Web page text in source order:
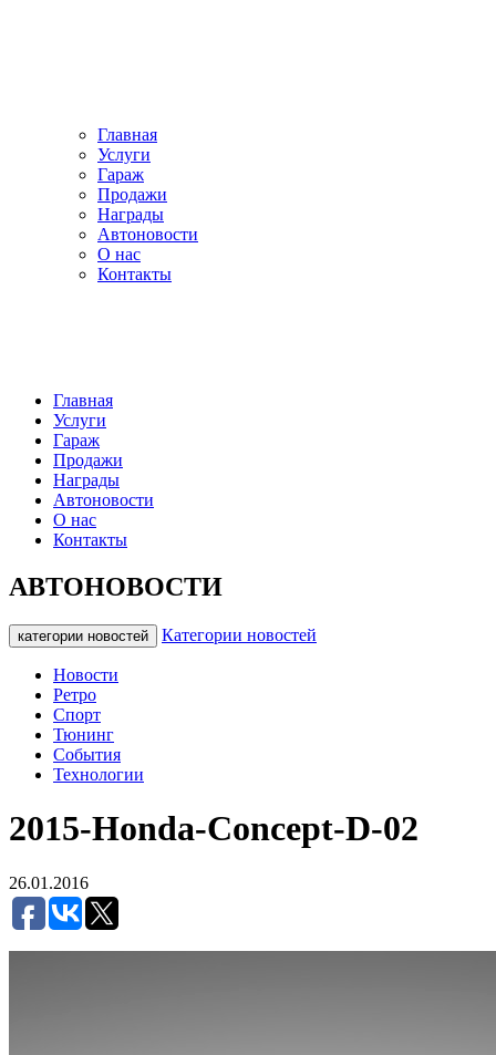
Главная
Услуги
Гараж
Продажи
Награды
Автоновости
О нас
Контакты
Главная
Услуги
Гараж
Продажи
Награды
Автоновости
О нас
Контакты
АВТОНОВОСТИ
категории новостей Категории новостей
Новости
Ретро
Спорт
Тюнинг
События
Технологии
2015-Honda-Concept-D-02
26.01.2016